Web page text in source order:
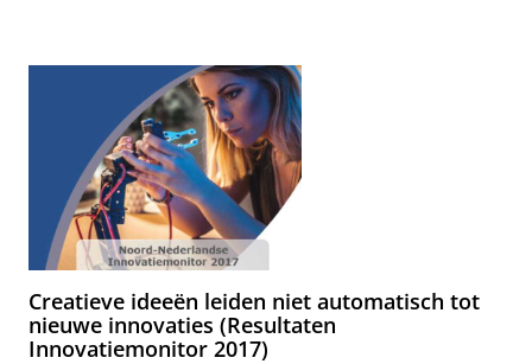
Creatieve ideeën leiden niet automatisch tot
nieuwe innovaties (Resultaten
Innovatiemonitor 2017)